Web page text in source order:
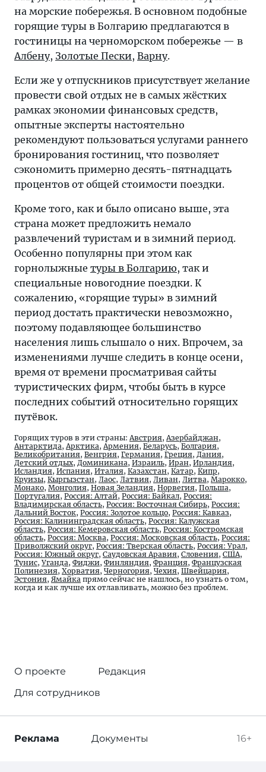
на морские побережья. В основном подобные
горящие туры в Болгарию предлагаются в
гостиницы на черноморском побережье — в
Албену, Золотые Пески, Варну.
Если же у отпускников присутствует желание
провести свой отдых не в самых жёстких
рамках экономии финансовых средств,
опытные эксперты настоятельно
рекомендуют пользоваться услугами раннего
бронирования гостиниц, что позволяет
сэкономить примерно десять-пятнадцать
процентов от общей стоимости поездки.
Кроме того, как и было описано выше, эта
страна может предложить немало
развлечений туристам и в зимний период.
Особенно популярны при этом как
горнолыжные туры в Болгарию, так и
специальные новогодние поездки. К
сожалению, «горящие туры» в зимний
период достать практически невозможно,
поэтому подавляющее большинство
населения лишь слышало о них. Впрочем, за
изменениями лучше следить в конце осени,
время от времени просматривая сайты
туристических фирм, чтобы быть в курсе
последних событий относительно горящих
путёвок.
Горящих туров в эти страны: Австрия, Азербайджан,
Антарктида, Арктика, Армения, Беларусь, Болгария,
Великобритания, Венгрия, Германия, Греция, Дания,
Детский отдых, Доминикана, Израиль, Иран, Ирландия,
Исландия, Испания, Италия, Казахстан, Катар, Кипр,
Круизы, Кыргызстан, Лаос, Латвия, Ливан, Литва, Марокко,
Монако, Монголия, Новая Зеландия, Норвегия, Польша,
Португалия, Россия: Алтай, Россия: Байкал, Россия:
Владимирская область, Россия: Восточная Сибирь, Россия:
Дальний Восток, Россия: Золотое кольцо, Россия: Кавказ,
Россия: Калининградская область, Россия: Калужская
область, Россия: Кемеровская область, Россия: Костромская
область, Россия: Москва, Россия: Московская область, Россия:
Приволжский округ, Россия: Тверская область, Россия: Урал,
Россия: Южный округ, Саудовская Аравия, Словения, США,
Тунис, Уганда, Фиджи, Финляндия, Франция, Французская
Полинезия, Хорватия, Черногория, Чехия, Швейцария,
Эстония, Ямайка прямо сейчас не нашлось, но узнать о том,
когда и как лучше их отлавливать, можно без проблем.
О проекте
Редакция
Для сотрудников
16+
Реклама Документы